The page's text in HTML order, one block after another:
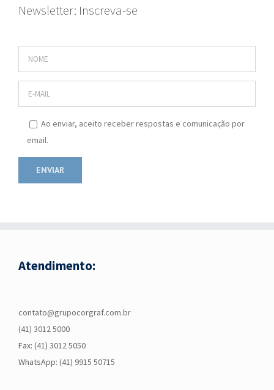
Newsletter: Inscreva-se
Ao enviar, aceito receber respostas e comunicação por
email.
Atendimento:
contato@grupocorgraf.com.br
(41) 3012 5000
Fax: (41) 3012 5050
WhatsApp: (41) 9915 50715